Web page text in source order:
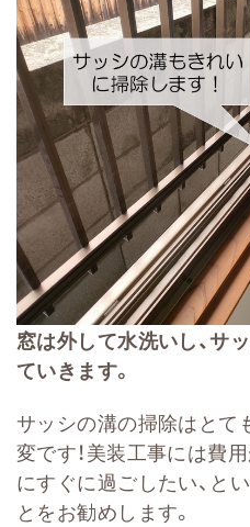
窓は外して水洗いし、サ
ていきます。
サッシの溝の掃除はとて
変です！美装工事には費
にすぐに過ごしたい、と
とをお勧めします。